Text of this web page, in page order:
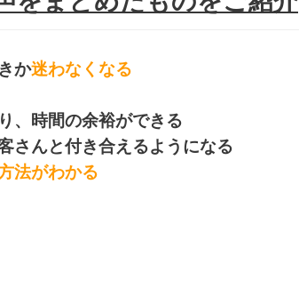
か迷わなくなる
、時間の余裕ができる
さんと付き合えるようになる
法がわかる